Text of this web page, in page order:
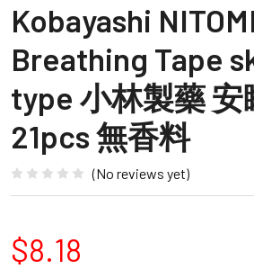
Kobayashi
Breathing Tape
type 小林製藥
21pcs 無香料
(No reviews yet)
$8.18